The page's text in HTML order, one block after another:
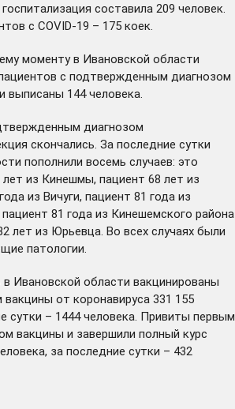
составила 209 человек.
с COVID-19 – 175 коек.
моменту в Ивановской области
с подтвержденным диагнозом
выписаны 144 человека.
диагнозом
скончались. За последние сутки
пополнили восемь случаев: это
из Кинешмы, пациент 68 лет из
из Вичуги, пациент 81 года из
81 года из Кинешемского района
лет из Юрьевца. Во всех случаях были
патологии.
Ивановской области вакцинированы
от коронавируса 331 155
сутки – 1444 человека. Привиты первым
вакцины и завершили полный курс
за последние сутки – 432